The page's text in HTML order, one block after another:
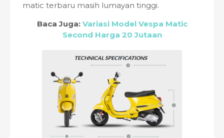
matic terbaru masih lumayan tinggi.
Baca Juga: Variasi Model Vespa Matic
Second Harga 20 Jutaan